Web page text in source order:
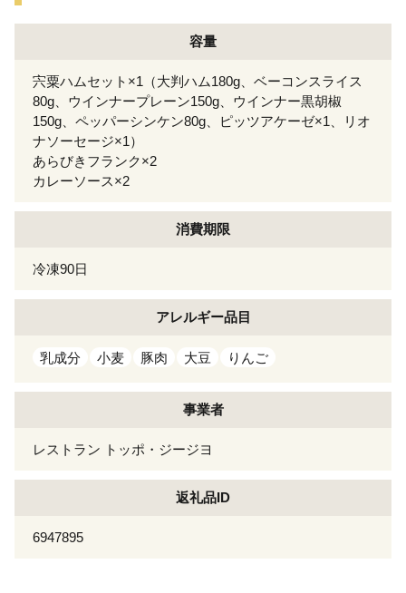
容量
宍粟ハムセット×1（大判ハム180g、ベーコンスライス
80g、ウインナープレーン150g、ウインナー黒胡椒
150g、ペッパーシンケン80g、ピッツアケーゼ×1、リオ
ナソーセージ×1）
あらびきフランク×2
カレーソース×2
消費期限
冷凍90日
アレルギー品目
乳成分 小麦 豚肉 大豆 りんご
事業者
レストラン トッポ・ジージヨ
返礼品ID
6947895